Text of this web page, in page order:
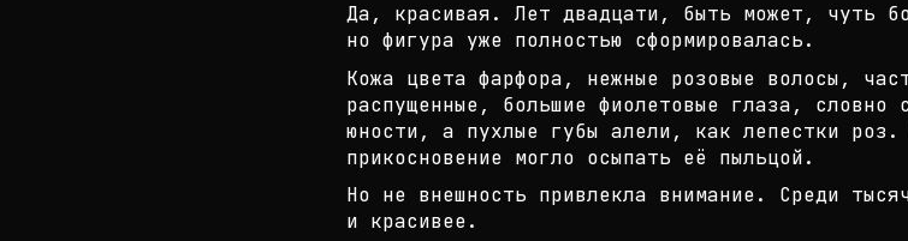
Да, красивая. Лет двадцати, быть может, чуть
но фигура уже полностью сформировалась.
Кожа цвета фарфора, нежные розовые волосы,
распущенные, большие фиолетовые глаза, словно
юности, а пухлые губы алели, как лепестки
прикосновение могло осыпать её пыльцой.
Но не внешность привлекла внимание. Среди
и красивее.